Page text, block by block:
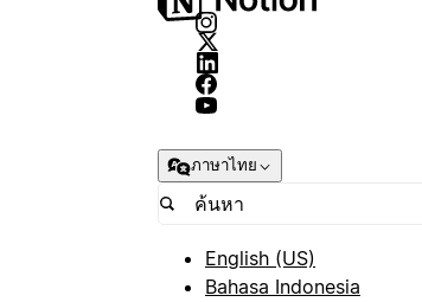
ภาษาไทย
English (US)
Bahasa Indonesia